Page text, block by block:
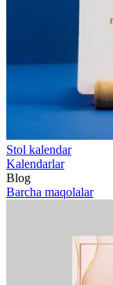
Stol kalendar
Kalendarlar
Blog
Barcha maqolalar